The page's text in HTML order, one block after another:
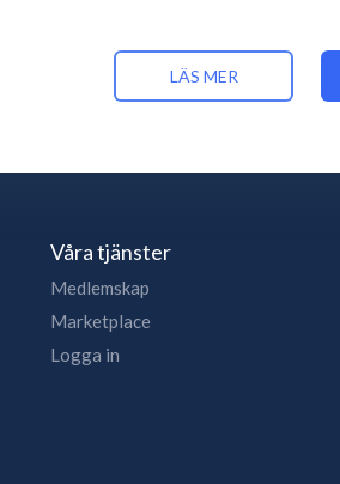
LÄS MER
Våra tjänster
Medlemskap
Marketplace
Logga in